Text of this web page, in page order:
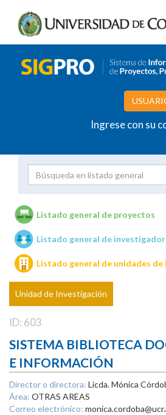
Ingrese con su
Unidades de investigación
Listado general de proyectos
Listado general de
Listado general de unidades
Unidad de Investigación
ID: 603
SISTEMA BIBLIOTECA
E INFORMACIÓN
Director o directora: Licda. Mónica
Área: OTRAS AREAS
Correo electrónico: